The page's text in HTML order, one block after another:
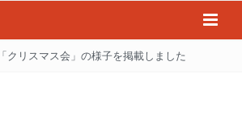
「クリスマス会」の様子を掲載しました